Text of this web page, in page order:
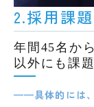
2.採用課題
年間45名か
以外にも課
——具体的には、